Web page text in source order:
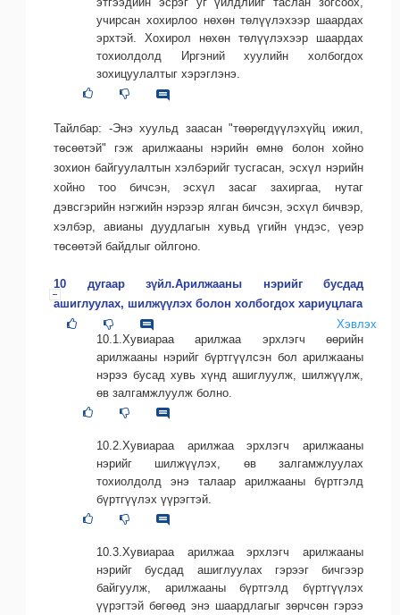
учирсан хохирлоо нөхөн төлүүлэхээр шаардах
эрхтэй. Хохирол нөхөн төлүүлэхээр шаардах
тохиолдолд Иргэний хуулийн холбогдох
зохицуулалтыг хэрэглэнэ.
Тайлбар: -Энэ хуульд заасан "төөрөгдүүлэхүйц ижил,
төсөөтэй" гэж арилжааны нэрийн өмнө болон хойно
зохион байгуулалтын хэлбэрийг тусгасан, эсхүл нэрийн
хойно тоо бичсэн, эсхүл засаг захиргаа, нутаг
дэвсгэрийн нэгжийн нэрээр ялган бичсэн, эсхүл бичвэр,
хэлбэр, авианы дуудлагын хувьд үгийн үндэс, үеэр
төсөөтэй байдлыг ойлгоно.
10 дугаар зүйл.Арилжааны нэрийг бусдад
ашиглуулах, шилжүүлэх болон холбогдох хариуцлага
Хэвлэх
10.1.Хувиараа арилжаа эрхлэгч өөрийн
арилжааны нэрийг бүртгүүлсэн бол арилжааны
нэрээ бусад хувь хүнд ашиглуулж, шилжүүлж,
өв залгамжлуулж болно.
10.2.Хувиараа арилжаа эрхлэгч арилжааны
нэрийг шилжүүлэх, өв залгамжлуулах
тохиолдолд энэ талаар арилжааны бүртгэлд
бүртгүүлэх үүрэгтэй.
10.3.Хувиараа арилжаа эрхлэгч арилжааны
нэрийг бусдад ашиглуулах гэрээг бичгээр
байгуулж, арилжааны бүртгэлд бүртгүүлэх
үүрэгтэй бөгөөд энэ шаардлагыг зөрчсөн гэрээ